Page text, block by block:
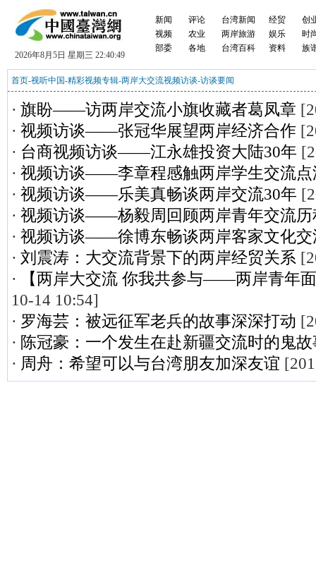
2026年8月5日 星期三 22:40:49
新闻
视频
部委
评论
农业
各地
台湾新闻
两岸旅游
台湾百科
经贸
娱乐
资料
创
时
族
首页-视听中国-精彩视频专辑-两岸大交流视频访谈-访谈要闻
· 旗盼——访两岸交流小旗收藏者葛凤章
· 视频访谈——张冠华展望两岸经济合作
· 台商视频访谈——江永雄投资大陆30年
· 视频访谈——李章程感触两岸学生交流点
· 视频访谈——乐美真畅谈两岸交流30年
· 视频访谈——杨毅周回顾两岸青年交流历
· 视频访谈——徐博东畅谈两岸客家文化交
· 刘震涛：大交流背景下的两岸经贸关系
·
【两岸大交流 你我共参与——两岸青年
10-14 10:54]
· 罗海芸：被远征军老兵的故事深深打动
· 陈冠豪：一个发生在赴新疆交流时的鬼故
· 周舟：希望可以与台湾朋友加深友谊